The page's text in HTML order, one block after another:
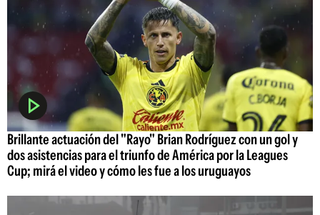
Brillante actuación del "Rayo" Brian Rodríguez con un gol y
dos asistencias para el triunfo de América por la Leagues
Cup; mirá el video y cómo les fue a los uruguayos